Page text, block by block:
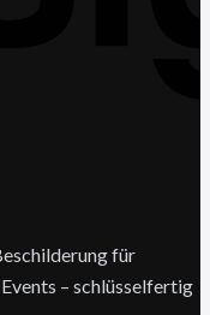
für
– schlüsselfertig